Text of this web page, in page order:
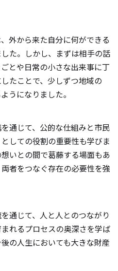
外から来た自分に何ができる
た。しかし、まずは相手の話
とや日常の小さな出来事に丁
たことで、少しずつ地域の
うになりました。
通じて、公的な仕組みと市民
しての役割の重要性も学びま
いとの間で葛藤する場面もあ
者をつなぐ存在の必要性を強
通じて、人と人とのつながり
れるプロセスの奥深さを学ば
の人生においても大きな財産